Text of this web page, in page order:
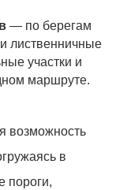
— по берегам
лиственничные
участки и
маршруте.
возможность
в
пороги,